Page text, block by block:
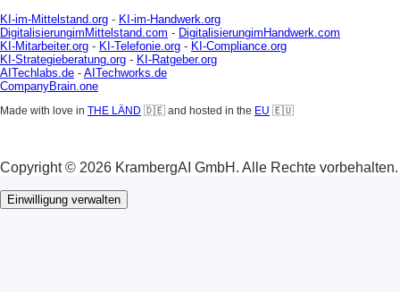
KI-im-Mittelstand.org - KI-im-Handwerk.org
DigitalisierungimMittelstand.com - DigitalisierungimHandwerk.com
KI-Mitarbeiter.org - KI-Telefonie.org - KI-Compliance.org
KI-Strategieberatung.org - KI-Ratgeber.org
AITechlabs.de - AITechworks.de
CompanyBrain.one
Made with love in THE LÄND 🇩🇪 and hosted in the EU 🇪🇺
Copyright © 2026 KrambergAI GmbH. Alle Rechte vorbehalten.
Einwilligung verwalten